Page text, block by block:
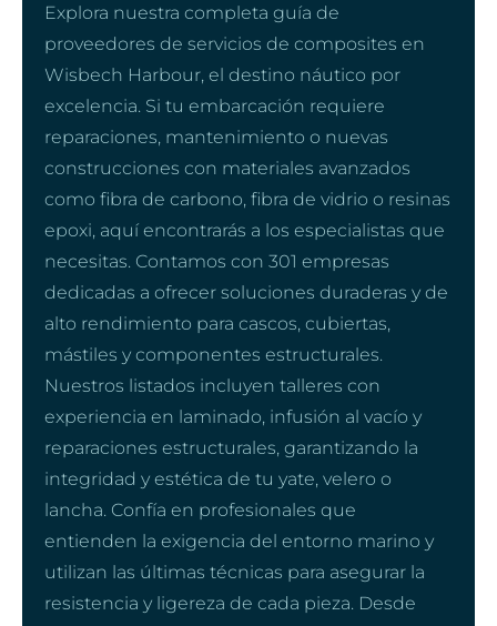
Explora nuestra completa guía de
proveedores de servicios de composites en
Wisbech Harbour, el destino náutico por
excelencia. Si tu embarcación requiere
reparaciones, mantenimiento o nuevas
construcciones con materiales avanzados
como fibra de carbono, fibra de vidrio o resinas
epoxi, aquí encontrarás a los especialistas que
necesitas. Contamos con 301 empresas
dedicadas a ofrecer soluciones duraderas y de
alto rendimiento para cascos, cubiertas,
mástiles y componentes estructurales.
Nuestros listados incluyen talleres con
experiencia en laminado, infusión al vacío y
reparaciones estructurales, garantizando la
integridad y estética de tu yate, velero o
lancha. Confía en profesionales que
entienden la exigencia del entorno marino y
utilizan las últimas técnicas para asegurar la
resistencia y ligereza de cada pieza. Desde